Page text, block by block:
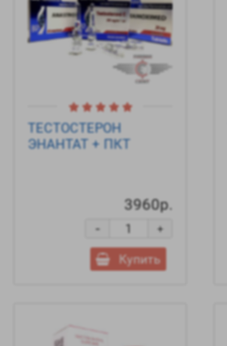
ТЕСТОСТЕРОН
ЭНАНТАТ + ПКТ
3960р.
+
-
Купить